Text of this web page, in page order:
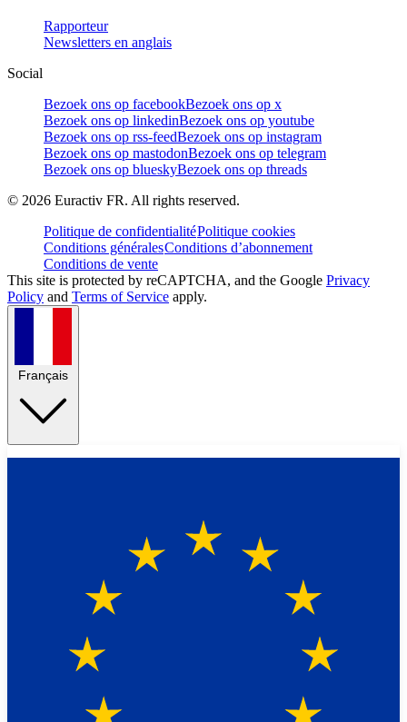
Rapporteur
Newsletters en anglais
Social
Bezoek ons op facebookBezoek ons op x
Bezoek ons op linkedinBezoek ons op youtube
Bezoek ons op rss-feedBezoek ons op instagram
Bezoek ons op mastodonBezoek ons op telegram
Bezoek ons op blueskyBezoek ons op threads
© 2026 Euractiv FR. All rights reserved.
Politique de confidentialitéPolitique cookies
Conditions généralesConditions d’abonnement
Conditions de vente
This site is protected by reCAPTCHA, and the Google Privacy
Policy and Terms of Service apply.
Français